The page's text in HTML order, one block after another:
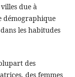
due à
démographique
les habitudes
des
des femmes